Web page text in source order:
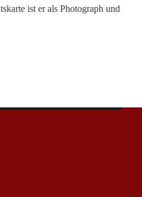
ist er als Photograph und